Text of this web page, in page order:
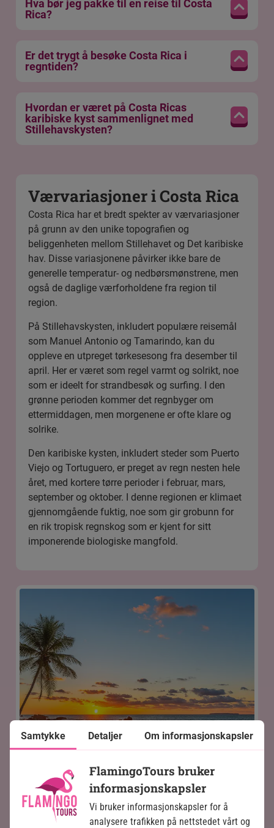
Hva bør jeg pakke til en reise til Costa
Rica?
Er det trygt å besøke Costa Rica i
regntiden?
Hvordan er været på Costa Ricas
karibiske kyst sammenlignet med
Stillehavskysten?
Værvariasjoner i Costa Rica
Costa Rica har et bredt spekter av værvariasjoner
på grunn av den unike topografien og
beliggenheten mellom Stillehavet og Det karibiske
hav. Disse variasjonene påvirker ikke bare de
generelle temperatur- og nedbørsmønstrene, men
også de daglige værforholdene fra region til
region.
På Stillehavskysten, inkludert populære reisemål
som Manuel Antonio og Tamarindo, kan du
oppleve en utpreget tørkesesong fra desember til
april. Her er været som regel varmt og solrikt, noe
som er ideelt for strandbesøk og surfing. I den
grønne perioden kommer det regnbyger om
ettermiddagen, men morgenene er ofte klare og
solrike.
Den karibiske kysten, inkludert steder som Puerto
Viejo og Tortuguero, er preget av regn nesten hele
året, med kortere tørre perioder i februar, mars,
september og oktober. I denne regionen er klimaet
gjennomgående fuktig, noe som gir grobunn for
en rik tropisk regnskog som er kjent for sitt
imponerende biologiske mangfold.
Samtykke Detaljer Om informasjonskapsler
FlamingoTours bruker
informasjonskapsler
Vi bruker informasjonskapsler for å
analysere trafikken på nettstedet vårt og